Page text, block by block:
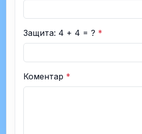
Защита: 4 + 4 = ? *
Коментар *